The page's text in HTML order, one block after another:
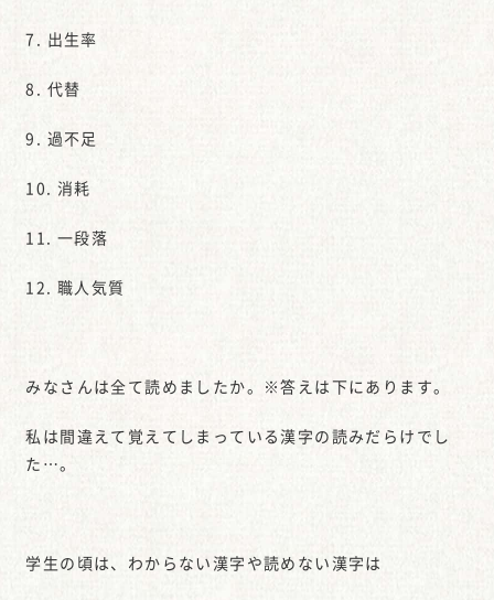
7. 出生率
8. 代替
9. 過不足
10. 消耗
11. 一段落
12. 職人気質
みなさんは全て読めましたか。※答えは下にあります。
私は間違えて覚えてしまっている漢字の読みだらけでし
た…。
学生の頃は、わからない漢字や読めない漢字は